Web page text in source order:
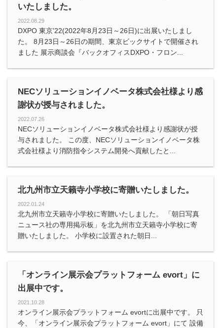
いたしました。
2022.08.29
DXPO 東京'22(2022年8月23日～26日)に出展いたしまし
た。 8月23日～26日の期間、東京ビックサイトで開催され
ました 展示商談会『バックオフィスDXPO・フロン...
NECソリューションイノベータ株式会社様より感
謝状が授与されました。
2022.07.26
NECソリューションイノベータ株式会社様より感謝状が授
与されました。 この度、NECソリューションイノベータ株
式会社様より消防指令システム開発へ貢献したと...
北九州市立天籟寺小学校に寄贈いたしました。
2022.01.24
北九州市立天籟寺小学校に寄贈いたしました。 「朝日写真
ニュース社の専用掲示板」を北九州市立天籟寺小学校に寄
贈いたしました。 小学校に設置された朝日...
「オンライン展示会プラットフォーム evort」に
出展中です。
2021.10.28
オンライン展示会プラットフォーム evortに出展中です。 只
今、「オンライン展示会プラットフォーム evort」にて 設備